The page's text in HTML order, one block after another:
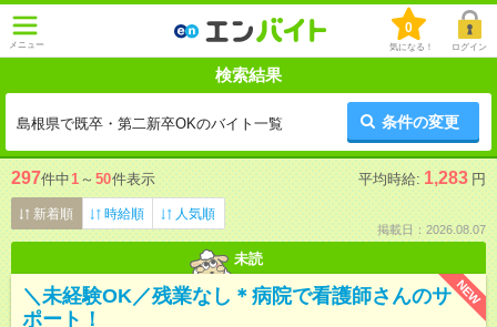
メニュー
0
気になる！ ログイン
検索結果
島根県で既卒・第二新卒OKのバイト一覧 条件の変更
297件中1 ～ 50件表示 平均時給: 1,283 円
新着順 時給順 人気順
掲載日：2026.08.07
未読
NEW
＼未経験OK／残業なし＊病院で看護師さんのサ
ポート！